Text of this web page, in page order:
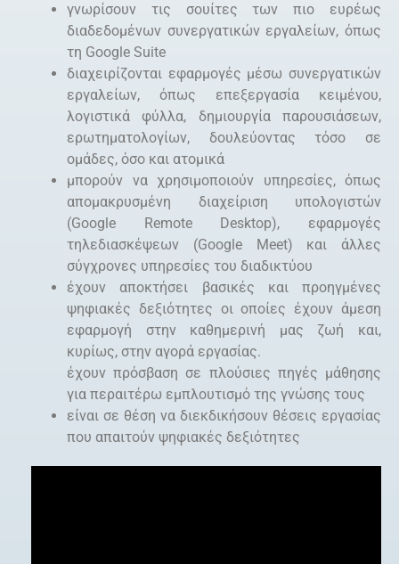
γνωρίσουν τις σουίτες των πιο ευρέως
διαδεδομένων συνεργατικών εργαλείων, όπως
τη Google Suite
διαχειρίζονται εφαρμογές μέσω συνεργατικών
εργαλείων, όπως επεξεργασία κειμένου,
λογιστικά φύλλα, δημιουργία παρουσιάσεων,
ερωτηματολογίων, δουλεύοντας τόσο σε
ομάδες, όσο και ατομικά
μπορούν να χρησιμοποιούν υπηρεσίες, όπως
απομακρυσμένη διαχείριση υπολογιστών
(Google Remote Desktop), εφαρμογές
τηλεδιασκέψεων (Google Meet) και άλλες
σύγχρονες υπηρεσίες του διαδικτύου
έχουν αποκτήσει βασικές και προηγμένες
ψηφιακές δεξιότητες οι οποίες έχουν άμεση
εφαρμογή στην καθημερινή μας ζωή και,
κυρίως, στην αγορά εργασίας.
έχουν πρόσβαση σε πλούσιες πηγές μάθησης
για περαιτέρω εμπλουτισμό της γνώσης τους
είναι σε θέση να διεκδικήσουν θέσεις εργασίας
που απαιτούν ψηφιακές δεξιότητες